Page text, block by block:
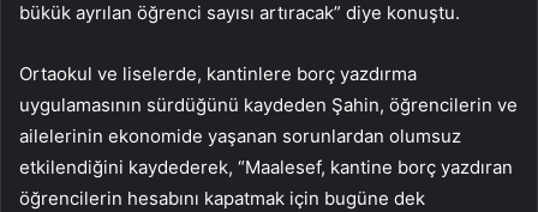
bükük ayrılan öğrenci sayısı artıracak” diye konuştu.
Ortaokul ve liselerde, kantinlere borç yazdırma
uygulamasının sürdüğünü kaydeden Şahin, öğrencilerin ve
ailelerinin ekonomide yaşanan sorunlardan olumsuz
etkilendiğini kaydederek, “Maalesef, kantine borç yazdıran
öğrencilerin hesabını kapatmak için bugüne dek